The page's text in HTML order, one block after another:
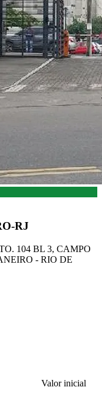
RJ
104 BL 3, CAMPO
- RIO DE
Valor inicial